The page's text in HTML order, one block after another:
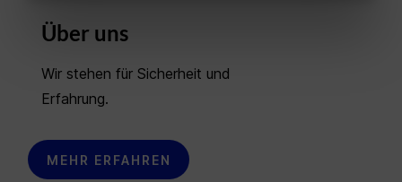
Über uns
Wir stehen für Sicherheit und
Erfahrung.
MEHR ERFAHREN